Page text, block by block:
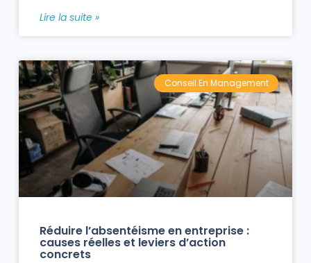
Lire la suite »
Conseil En Management
Réduire l’absentéisme en entreprise :
causes réelles et leviers d’action
concrets